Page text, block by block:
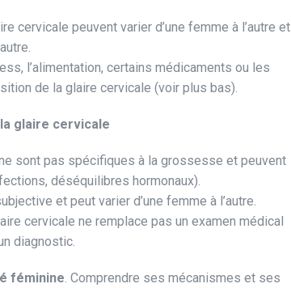
cervicale peuvent varier d’une femme à l’autre et
l’alimentation, certains médicaments ou les
de la glaire cervicale (voir plus bas).
glaire cervicale
sont pas spécifiques à la grossesse et peuvent
déséquilibres hormonaux).
et peut varier d’une femme à l’autre.
cervicale ne remplace pas un examen médical
diagnostic.
féminine. Comprendre ses mécanismes et ses